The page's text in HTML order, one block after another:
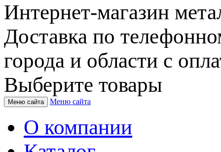
Интернет-магазин
Доставка по
города и области с
Выберите товары
Меню сайта Меню сайта
О компании